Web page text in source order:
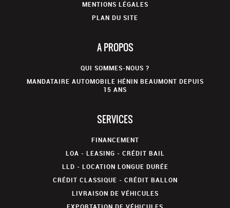
MENTIONS LÉGALES
PLAN DU SITE
A PROPOS
QUI SOMMES-NOUS ?
MANDATAIRE AUTOMOBILE HÉNIN BEAUMONT DEPUIS
15 ANS
SERVICES
FINANCEMENT
LOA - LEASING - CRÉDIT BAIL
LLD - LOCATION LONGUE DURÉE
CRÉDIT CLASSIQUE - CRÉDIT BALLON
LIVRAISON DE VÉHICULES